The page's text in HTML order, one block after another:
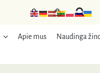
Apie mus
Naudinga